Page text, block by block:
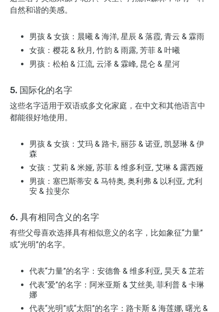
自然和谐的美感。
男孩 & 女孩：晨曦 & 海洋, 星辰 & 落霞, 青云 & 霖雨
女孩：樱花 & 秋月, 竹韵 & 雨露, 芳菲 & 叶曦
男孩：松柏 & 江流, 云泽 & 霖峰, 昆仑 & 星河
5. 国际化的名字
这些名字适用于双语或多文化家庭，在中文和其他语言中
都能很好地使用。
男孩 & 女孩：艾玛 & 路卡, 丽莎 & 诺亚, 凯瑟琳 & 伊
森
女孩：艾莉 & 米娅, 苏菲 & 维多利亚, 艾琳 & 露西娅
男孩：塞巴斯蒂安 & 马特奥, 奥利弗 & 以利亚, 尤利
安 & 拉斐尔
6. 具有相同含义的名字
有些父母喜欢选择具有相似意义的名字，比如象征“力量”
或“光明”的名字。
代表“力量”的名字：安德鲁 & 维多利亚, 昊天 & 芷若
代表“爱”的名字：阿米亚斯 & 艾丝美, 菲利普 & 卡琳
娜
代表“光明”或“太阳”的名字：路卡斯 & 海莲娜, 曙光 &